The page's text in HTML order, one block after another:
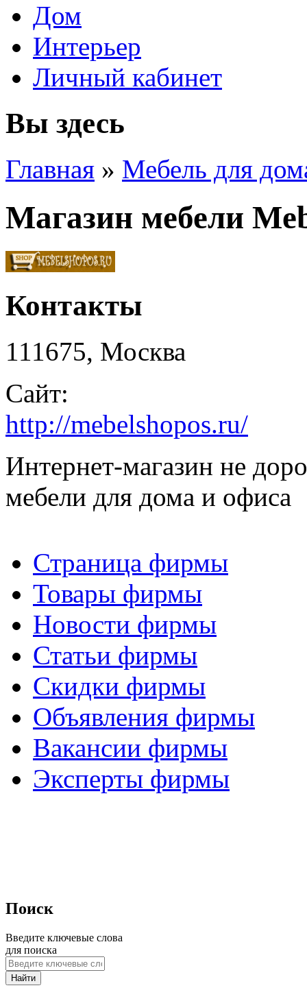
Дом
Интерьер
Личный кабинет
Вы здесь
Главная » Мебель для
Магазин мебели
Контакты
111675, Москва
Сайт:
http://mebelshopos.ru/
Интернет-магазин не
мебели для дома и офиса
Страница фирмы
Товары фирмы
Новости фирмы
Статьи фирмы
Скидки фирмы
Объявления фирмы
Вакансии фирмы
Эксперты фирмы
Поиск
Введите ключевые слова
для поиска